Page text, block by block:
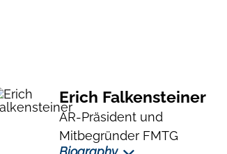
Erich Falkensteiner
AR-Präsident und
Mitbegründer FMTG